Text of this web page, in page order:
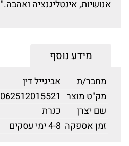
אנושיות, אינטליגנציה ואהבה."
מידע נוסף
מחבר/ת
אביגייל דין
מק"ט מוצר 062512015521
שם יצרן
כנרת
זמן אספקה 4-8 ימי עסקים